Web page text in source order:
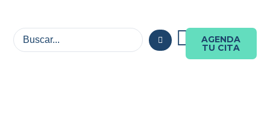
AGENDA
TU CITA